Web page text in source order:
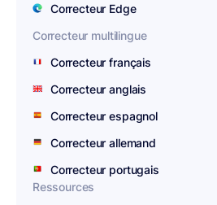
Correcteur Edge
Correcteur multilingue
Correcteur français
Correcteur anglais
Correcteur espagnol
Correcteur allemand
Correcteur portugais
Ressources